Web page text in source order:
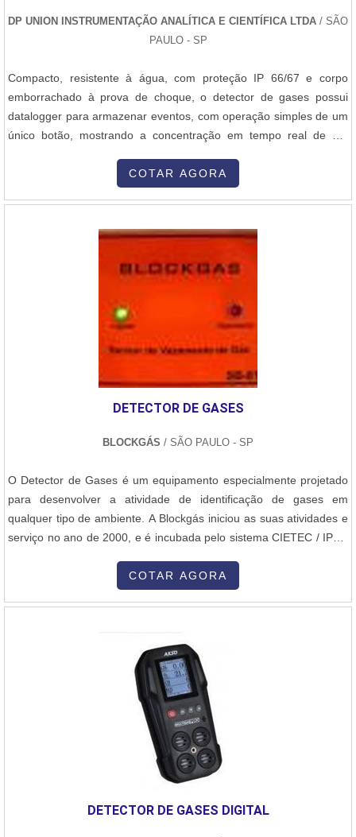
DP UNION INSTRUMENTAÇÃO ANALÍTICA E CIENTÍFICA LTDA / SÃO
PAULO - SP
Compacto, resistente à água, com proteção IP 66/67 e corpo
emborrachado à prova de choque, o detector de gases possui
datalogger para armazenar eventos, com operação simples de um
único botão, mostrando a concentração em tempo real de até
H2S e CO, dispondo de alarme sonoro de 95 dB, visual por luz
COTAR AGORA
DETECTOR DE GASES
BLOCKGÁS / SÃO PAULO - SP
O Detector de Gases é um equipamento especialmente projetado
para desenvolver a atividade de identificação de gases em
qualquer tipo de ambiente. A Blockgás iniciou as suas atividades e
serviço no ano de 2000, e é incubada pelo sistema CIETEC / IPEN
consistência tecnológica por ser concebida como incubada
associada. Assim, a Blockgás procura suprir todos os objetivos e
COTAR AGORA
DETECTOR DE GASES DIGITAL